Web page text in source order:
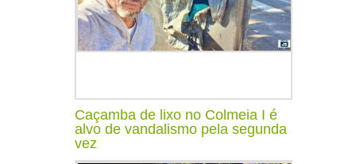
Caçamba de lixo no Colmeia I é
alvo de vandalismo pela segunda
vez